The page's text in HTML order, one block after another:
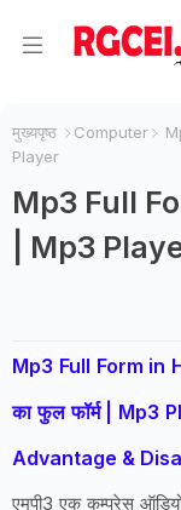
मुख्यपृष्ठ Computer
Player
Mp3 Full
| Mp3
Mp3 Full Form in
का फुल फॉर्म | Mp3
Advantage &
एमपी3 एक कम्प्रेस